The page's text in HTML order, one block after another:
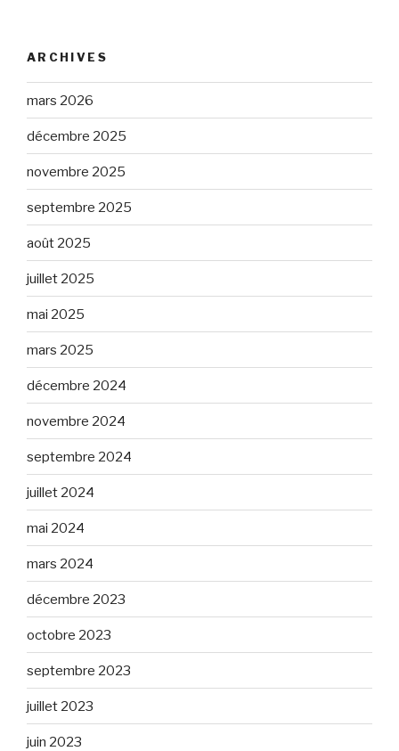
ARCHIVES
mars 2026
décembre 2025
novembre 2025
septembre 2025
août 2025
juillet 2025
mai 2025
mars 2025
décembre 2024
novembre 2024
septembre 2024
juillet 2024
mai 2024
mars 2024
décembre 2023
octobre 2023
septembre 2023
juillet 2023
juin 2023